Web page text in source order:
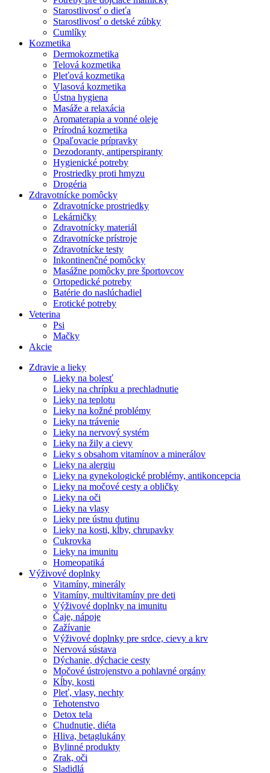
Starostlivosť o dieťa
Starostlivosť o detské zúbky
Cumlíky
Kozmetika
Dermokozmetika
Telová kozmetika
Pleťová kozmetika
Vlasová kozmetika
Ústna hygiena
Masáže a relaxácia
Aromaterapia a vonné oleje
Prírodná kozmetika
Opaľovacie prípravky
Dezodoranty, antiperspiranty
Hygienické potreby
Prostriedky proti hmyzu
Drogéria
Zdravotnícke pomôcky
Zdravotnícke prostriedky
Lekárničky
Zdravotnícky materiál
Zdravotnícke prístroje
Zdravotnícke testy
Inkontinenčné pomôcky
Masážne pomôcky pre športovcov
Ortopedické potreby
Batérie do naslúchadiel
Erotické potreby
Veterina
Psi
Mačky
Akcie
Zdravie a lieky
Lieky na bolesť
Lieky na chrípku a prechladnutie
Lieky na teplotu
Lieky na kožné problémy
Lieky na trávenie
Lieky na nervový systém
Lieky na žily a cievy
Lieky s obsahom vitamínov a minerálov
Lieky na alergiu
Lieky na gynekologické problémy, antikoncepcia
Lieky na močové cesty a obličky
Lieky na oči
Lieky na vlasy
Lieky pre ústnu dutinu
Lieky na kosti, kĺby, chrupavky
Cukrovka
Lieky na imunitu
Homeopatiká
Výživové doplnky
Vitamíny, minerály
Vitamíny, multivitamíny pre deti
Výživové doplnky na imunitu
Čaje, nápoje
Zažívanie
Výživové doplnky pre srdce, cievy a krv
Nervová sústava
Dýchanie, dýchacie cesty
Močové ústrojenstvo a pohlavné orgány
Kĺby, kosti
Pleť, vlasy, nechty
Tehotenstvo
Detox tela
Chudnutie, diéta
Hliva, betaglukány
Bylinné produkty
Zrak, oči
Sladidlá